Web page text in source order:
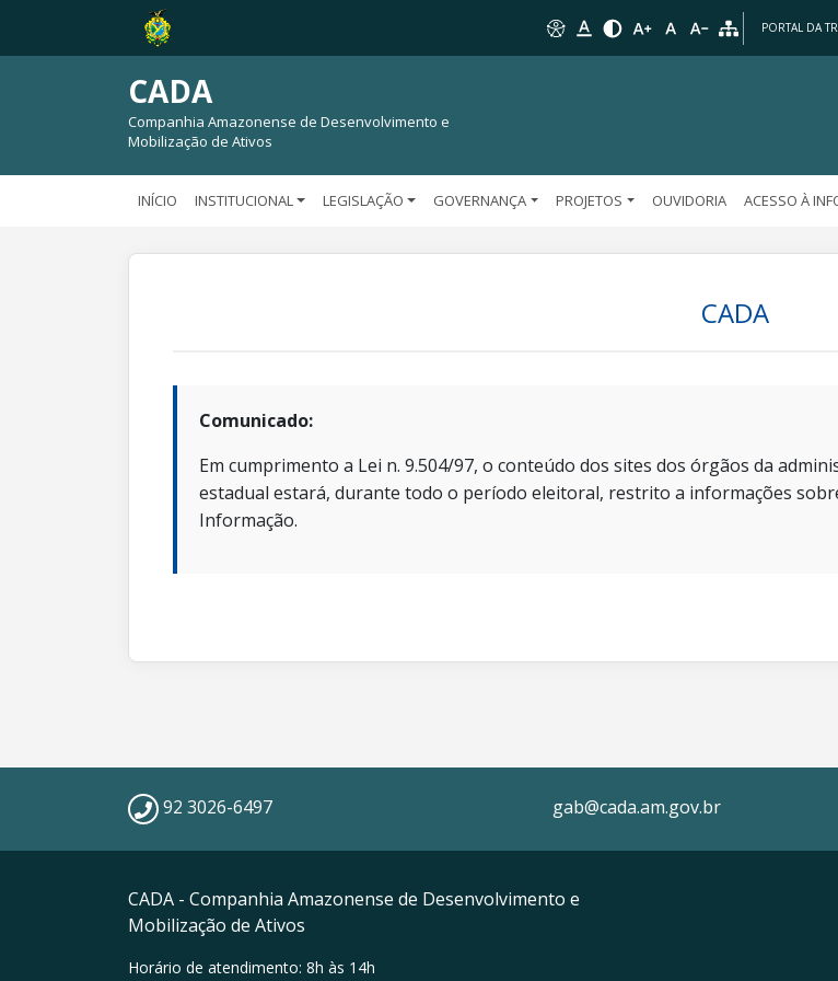
PORTAL DA
CADA
Companhia Amazonense de Desenvolvimento e
Mobilização de Ativos
INÍCIO INSTITUCIONAL LEGISLAÇÃO GOVERNANÇA PROJETOS OUVIDORIA ACESSO À
CADA
Comunicado:
Em cumprimento a Lei n. 9.504/97, o conteúdo dos sites dos órgãos da
estadual estará, durante todo o período eleitoral, restrito a informações
Informação.
92 3026-6497 gab@cada.am.gov.br
CADA - Companhia Amazonense de Desenvolvimento e
Mobilização de Ativos
Horário de atendimento: 8h às 14h